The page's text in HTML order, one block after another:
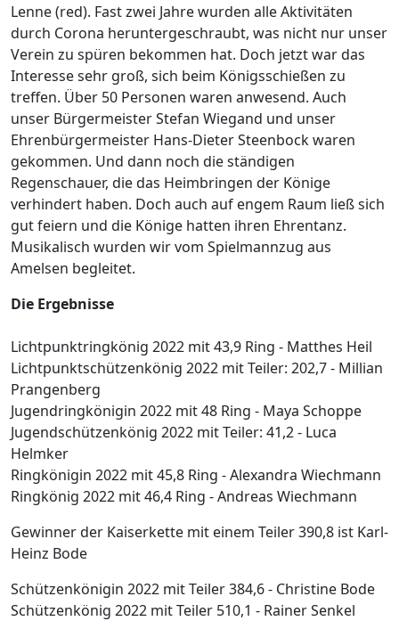
Lenne (red). Fast zwei Jahre wurden alle Aktivitäten
durch Corona heruntergeschraubt, was nicht nur unser
Verein zu spüren bekommen hat. Doch jetzt war das
Interesse sehr groß, sich beim Königsschießen zu
treffen. Über 50 Personen waren anwesend. Auch
unser Bürgermeister Stefan Wiegand und unser
Ehrenbürgermeister Hans-Dieter Steenbock waren
gekommen. Und dann noch die ständigen
Regenschauer, die das Heimbringen der Könige
verhindert haben. Doch auch auf engem Raum ließ sich
gut feiern und die Könige hatten ihren Ehrentanz.
Musikalisch wurden wir vom Spielmannzug aus
Amelsen begleitet.
Die Ergebnisse
Lichtpunktringkönig 2022 mit 43,9 Ring - Matthes Heil
Lichtpunktschützenkönig 2022 mit Teiler: 202,7 - Millian
Prangenberg
Jugendringkönigin 2022 mit 48 Ring - Maya Schoppe
Jugendschützenkönig 2022 mit Teiler: 41,2 - Luca
Helmker
Ringkönigin 2022 mit 45,8 Ring - Alexandra Wiechmann
Ringkönig 2022 mit 46,4 Ring - Andreas Wiechmann
Gewinner der Kaiserkette mit einem Teiler 390,8 ist Karl-
Heinz Bode
Schützenkönigin 2022 mit Teiler 384,6 - Christine Bode
Schützenkönig 2022 mit Teiler 510,1 - Rainer Senkel